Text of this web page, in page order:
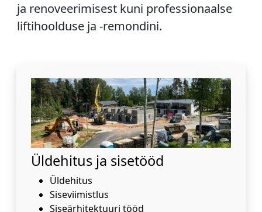
ja renoveerimisest kuni professionaalse
liftihoolduse ja -remondini.
Üldehitus ja sisetööd
Üldehitus
Siseviimistlus
Siseärhitektuuri tööd